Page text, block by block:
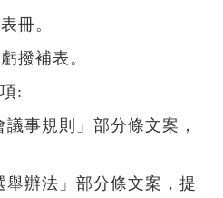
冊。
撥補表。
:
事規則」部分條文案，
辦法」部分條文案，提